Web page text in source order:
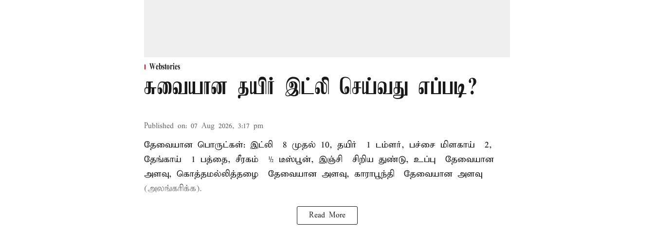
Webstories
சுவையான தயிர் இட்லி செய்வது எப்படி?
Published on: 07 Aug 2026, 3:17 pm
தேவையான பொருட்கள்: இட்லி – 8 முதல் 10, தயிர் – 1 டம்ளர், பச்சை மிளகாய் – 2,
தேங்காய் – 1 பத்தை, சீரகம் – ½ டீஸ்பூன், இஞ்சி – சிறிய துண்டு, உப்பு – தேவையான
அளவு, கொத்தமல்லித்தழை – தேவையான அளவு, காராபூந்தி – தேவையான அளவு
(அலங்கரிக்க).
Read More